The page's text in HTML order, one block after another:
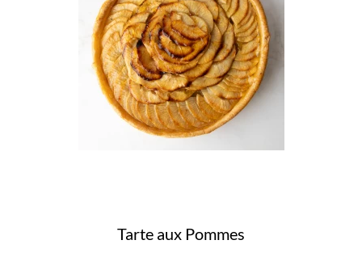
Tarte aux Pommes